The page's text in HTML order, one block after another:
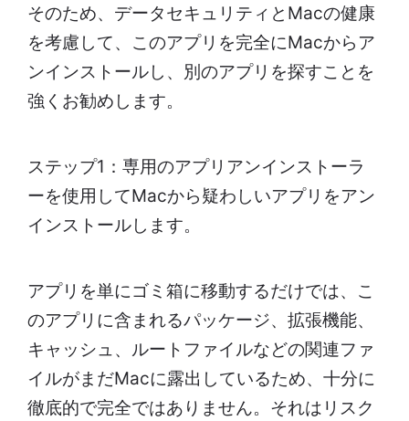
そのため、データセキュリティとMacの健康
を考慮して、このアプリを完全にMacからア
ンインストールし、別のアプリを探すことを
強くお勧めします。
ステップ1：専用のアプリアンインストーラ
ーを使用してMacから疑わしいアプリをアン
インストールします。
アプリを単にゴミ箱に移動するだけでは、こ
のアプリに含まれるパッケージ、拡張機能、
キャッシュ、ルートファイルなどの関連ファ
イルがまだMacに露出しているため、十分に
徹底的で完全ではありません。それはリスク